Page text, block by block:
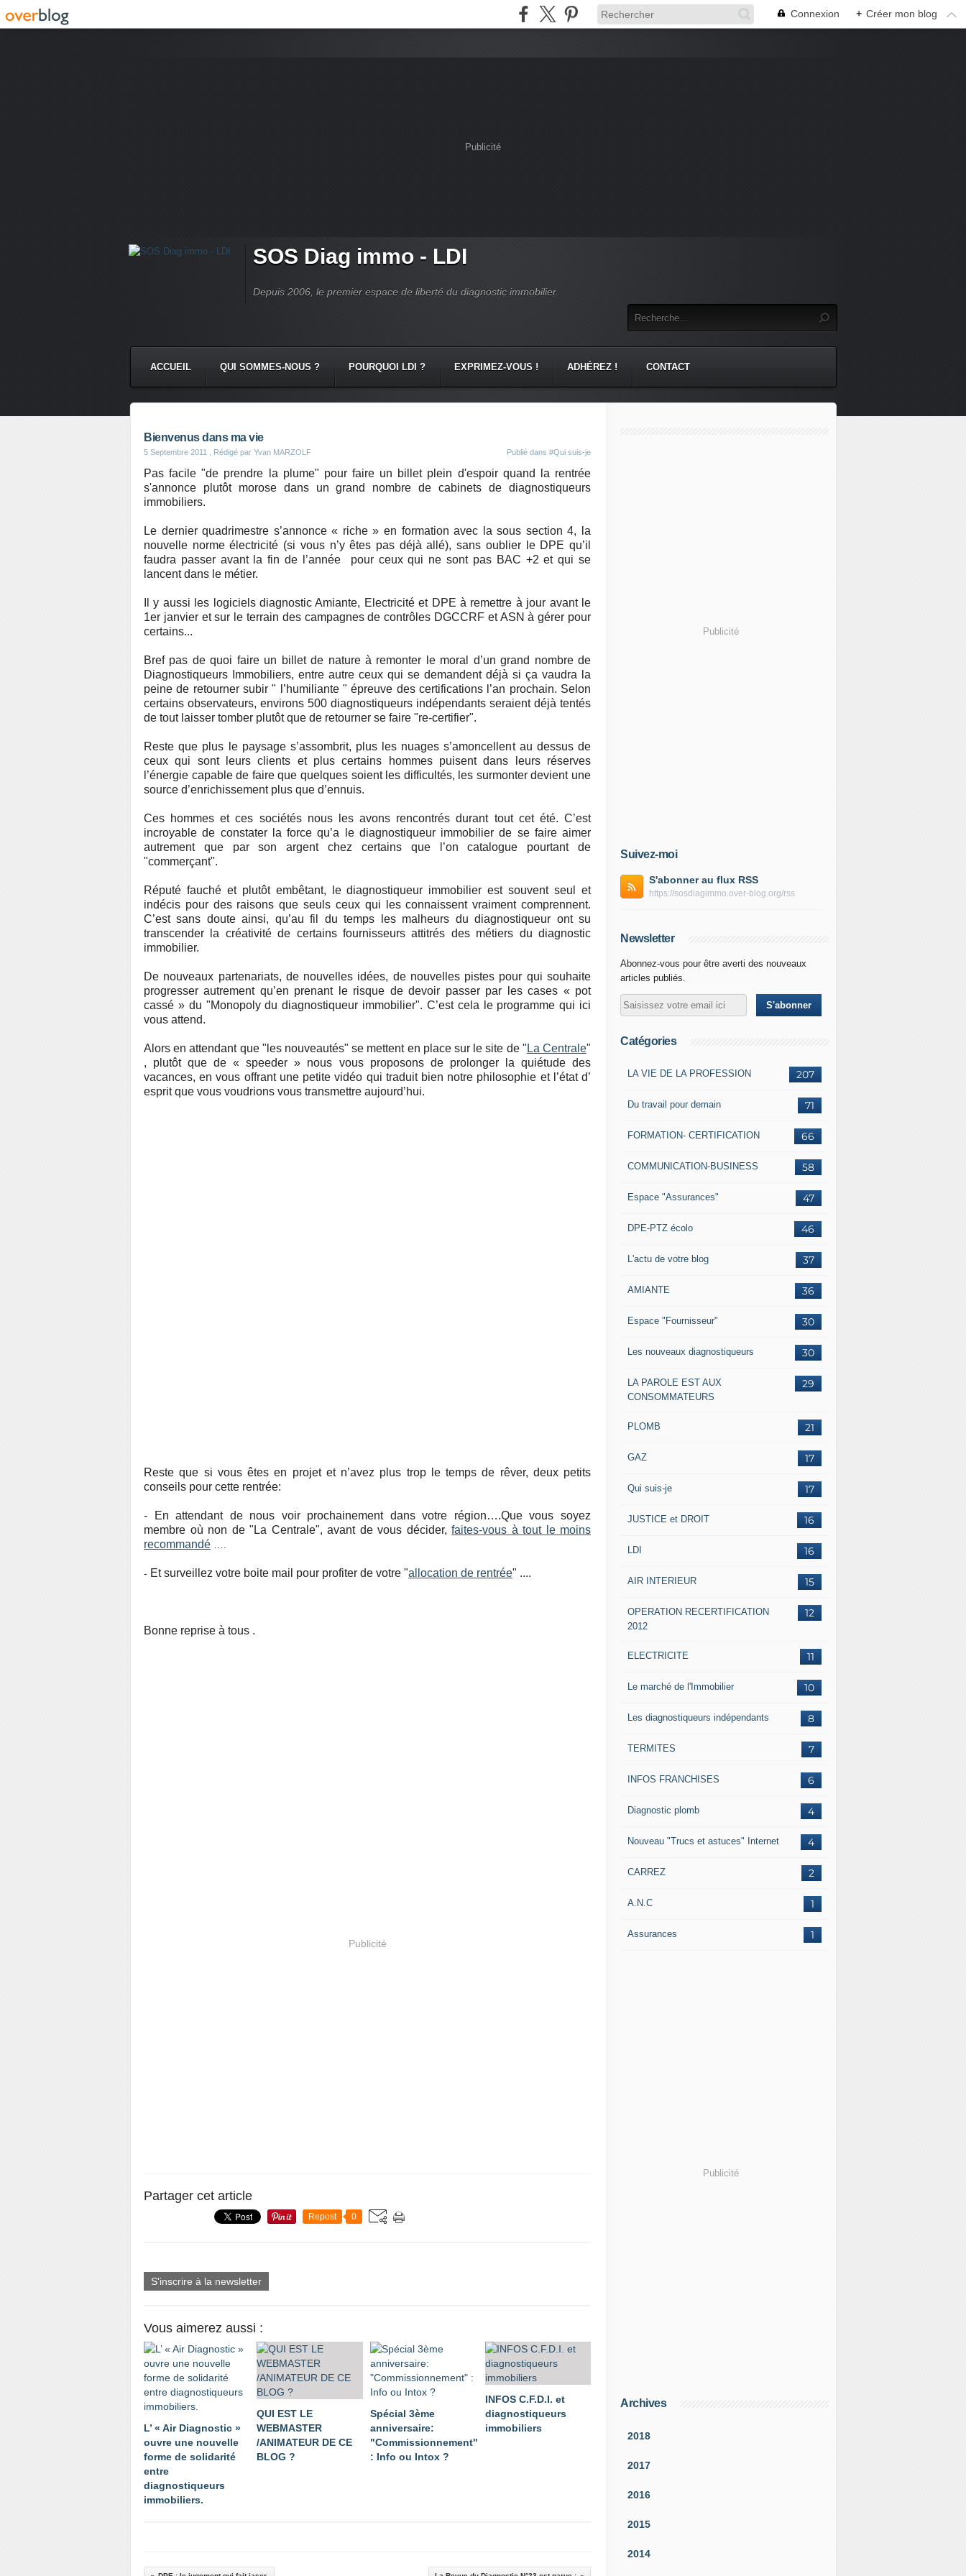
Connexion + Créer mon blog
Publicité
SOS Diag immo - LDI
Depuis 2006, le premier espace de liberté du diagnostic immobilier.
ACCUEIL QUI SOMMES-NOUS ? POURQUOI LDI ? EXPRIMEZ-VOUS ! ADHÉREZ ! CONTACT
Bienvenus dans ma vie
5 Septembre 2011 , Rédigé par Yvan MARZOLF Publié dans #Qui suis-je
Pas facile "de prendre la plume" pour faire un billet plein d'espoir quand la rentrée
s'annonce plutôt morose dans un grand nombre de cabinets de diagnostiqueurs
immobiliers.
Le dernier quadrimestre s’annonce « riche » en formation avec la sous section 4, la
nouvelle norme électricité (si vous n’y êtes pas déjà allé), sans oublier le DPE qu’il
faudra passer avant la fin de l’année pour ceux qui ne sont pas BAC +2 et qui se
lancent dans le métier.
Il y aussi les logiciels diagnostic Amiante, Electricité et DPE à remettre à jour avant le
1er janvier et sur le terrain des campagnes de contrôles DGCCRF et ASN à gérer pour
certains...
Bref pas de quoi faire un billet de nature à remonter le moral d’un grand nombre de
Diagnostiqueurs Immobiliers, entre autre ceux qui se demandent déjà si ça vaudra la
peine de retourner subir " l’humiliante " épreuve des certifications l’an prochain. Selon
certains observateurs, environs 500 diagnostiqueurs indépendants seraient déjà tentés
de tout laisser tomber plutôt que de retourner se faire "re-certifier".
Reste que plus le paysage s’assombrit, plus les nuages s’amoncellent au dessus de
ceux qui sont leurs clients et plus certains hommes puisent dans leurs réserves
l’énergie capable de faire que quelques soient les difficultés, les surmonter devient une
source d’enrichissement plus que d’ennuis.
Ces hommes et ces sociétés nous les avons rencontrés durant tout cet été. C’est
incroyable de constater la force qu’a le diagnostiqueur immobilier de se faire aimer
autrement que par son argent chez certains que l’on catalogue pourtant de
"commerçant".
Réputé fauché et plutôt embêtant, le diagnostiqueur immobilier est souvent seul et
indécis pour des raisons que seuls ceux qui les connaissent vraiment comprennent.
C’est sans doute ainsi, qu’au fil du temps les malheurs du diagnostiqueur ont su
transcender la créativité de certains fournisseurs attitrés des métiers du diagnostic
immobilier.
De nouveaux partenariats, de nouvelles idées, de nouvelles pistes pour qui souhaite
progresser autrement qu’en prenant le risque de devoir passer par les cases « pot
cassé » du "Monopoly du diagnostiqueur immobilier". C’est cela le programme qui ici
vous attend.
Alors en attendant que "les nouveautés" se mettent en place sur le site de " La Centrale"
, plutôt que de « speeder » nous vous proposons de prolonger la quiétude des
vacances, en vous offrant une petite vidéo qui traduit bien notre philosophie et l’état d’
esprit que vous voudrions vous transmettre aujourd’hui.
Reste que si vous êtes en projet et n’avez plus trop le temps de rêver, deux petits
conseils pour cette rentrée:
- En attendant de nous voir prochainement dans votre région….Que vous soyez
membre où non de "La Centrale", avant de vous décider, faites-vous à tout le moins
recommandé
- Et surveillez votre boite mail pour profiter de votre "allocation de rentrée" ....
Bonne reprise à tous .
Publicité
Partager cet article
Repost 0
S'inscrire à la newsletter
Vous aimerez aussi :
L’ « Air Diagnostic »
ouvre une nouvelle
forme de solidarité
entre
diagnostiqueurs
immobiliers.
QUI EST LE
WEBMASTER
/ANIMATEUR DE CE
BLOG ?
Spécial 3ème
anniversaire:
"Commissionnement"
: Info ou Intox ?
INFOS C.F.D.I. et
diagnostiqueurs
immobiliers
Publicité
Suivez-moi
S'abonner au flux RSS
https://sosdiagimmo.over-blog.org/rss
Newsletter
Abonnez-vous pour être averti des nouveaux
articles publiés.
Catégories
207
LA VIE DE LA PROFESSION
71
Du travail pour demain
66
FORMATION- CERTIFICATION
58
COMMUNICATION-BUSINESS
47
Espace "Assurances"
46
DPE-PTZ écolo
37
L'actu de votre blog
36
AMIANTE
30
Espace "Fournisseur"
30
Les nouveaux diagnostiqueurs
29
LA PAROLE EST AUX
CONSOMMATEURS
21
PLOMB
17
GAZ
17
Qui suis-je
16
JUSTICE et DROIT
16
LDI
15
AIR INTERIEUR
12
OPERATION RECERTIFICATION
2012
11
ELECTRICITE
10
Le marché de l'Immobilier
8
Les diagnostiqueurs indépendants
7
TERMITES
6
INFOS FRANCHISES
4
Diagnostic plomb
4
Nouveau "Trucs et astuces" Internet
2
CARREZ
1
A.N.C
1
Assurances
Publicité
Archives
2018
2017
2016
2015
2014